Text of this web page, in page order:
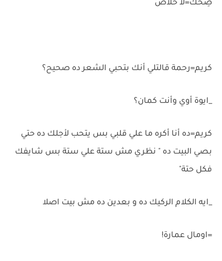
ضِحك=لا خلاص
كريم=رحمة قالتلي أنك بتحبي الشعر ده صحيح؟
_ايوة أوي وأنت كمان؟
كريم=ده أنا أكره ما علي قلبي بس يتحب لأجلك ده حتي
بصي البيت ده " نظري مش ستة علي ستة بس شايفك
فكل حتة"
_ايه الكلام الركيك ده و بعدين ده مش بيت اصلا
=اومال عمارة!